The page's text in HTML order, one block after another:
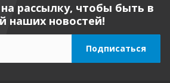
рассылку, чтобы быть в
наших новостей!